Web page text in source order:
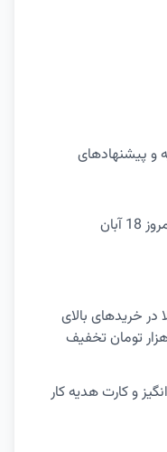
و پیشنهادهای
در خریدهای بالای
هزار تومان، بین 80 تا 180 هزار تومان تخفیف
و کارت هدیه کار